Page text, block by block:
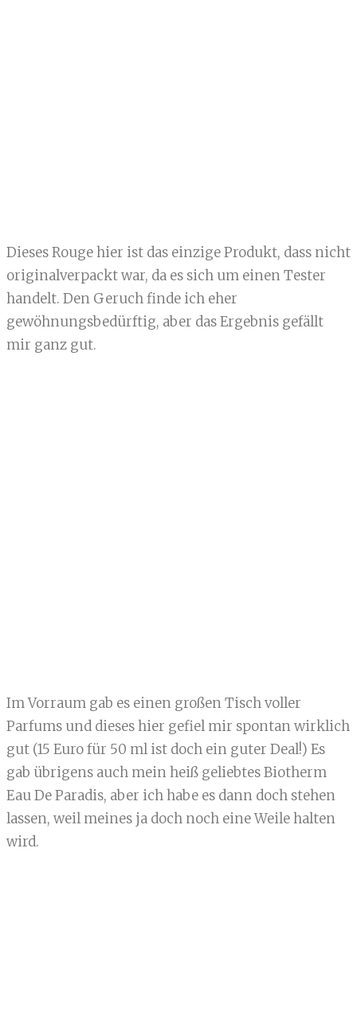
Dieses Rouge hier ist das einzige Produkt, dass nicht
originalverpackt war, da es sich um einen Tester
handelt. Den Geruch finde ich eher
gewöhnungsbedürftig, aber das Ergebnis gefällt
mir ganz gut.
Im Vorraum gab es einen großen Tisch voller
Parfums und dieses hier gefiel mir spontan wirklich
gut (15 Euro für 50 ml ist doch ein guter Deal!) Es
gab übrigens auch mein heiß geliebtes Biotherm
Eau De Paradis, aber ich habe es dann doch stehen
lassen, weil meines ja doch noch eine Weile halten
wird.